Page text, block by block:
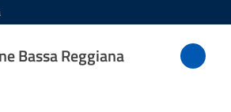
Bassa Reggiana